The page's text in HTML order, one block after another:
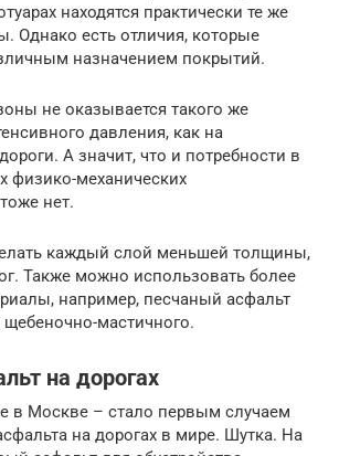
находятся практически те же
Однако есть отличия, которые
назначением покрытий.
не оказывается такого же
давления, как на
А значит, что и потребности в
физико-механических
нет.
каждый слой меньшей толщины,
Также можно использовать более
например, песчаный асфальт
щебеночно-мастичного.
на дорогах
в Москве – стало первым случаем
на дорогах в мире. Шутка. На